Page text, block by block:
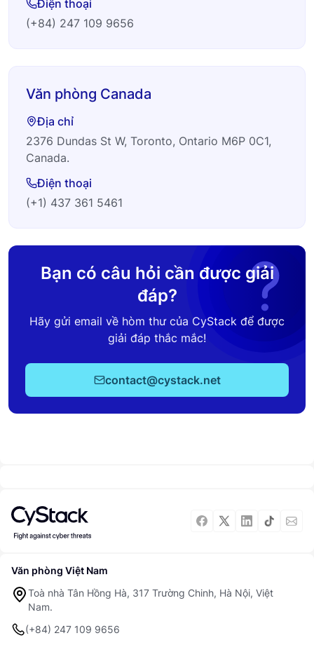
Điện thoại
(+84) 247 109 9656
Văn phòng Canada
Địa chỉ
2376 Dundas St W, Toronto, Ontario M6P 0C1,
Canada.
Điện thoại
(+1) 437 361 5461
Bạn có câu hỏi cần được giải
đáp?
Hãy gửi email về hòm thư của CyStack để được
giải đáp thắc mắc!
contact@cystack.net
Văn phòng Việt Nam
Toà nhà Tân Hồng Hà, 317 Trường Chinh, Hà Nội, Việt
Nam.
(+84) 247 109 9656